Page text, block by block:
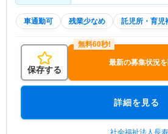
車通勤可 残業少なめ 託児所・育児
保存する
最新の募集状況
詳細を見る